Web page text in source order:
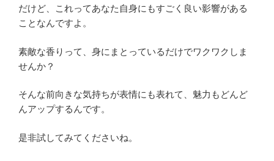
だけど、これってあなた自身にもすごく良い影響がある
ことなんですよ。
素敵な香りって、身にまとっているだけでワクワクしま
せんか？
そんな前向きな気持ちが表情にも表れて、魅力もどんど
んアップするんです。
是非試してみてくださいね。